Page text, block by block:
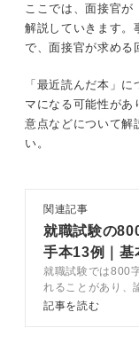
ここでは、面接官
解説していきます。
で、面接官が求める
「最近読んだ本」
マになる可能性があ
意点などについて解
い。
関連記事
就職試験の
手本13例｜基
注意点
就職試験では800
れることがあり、
にはあるコツを押
記事を読む